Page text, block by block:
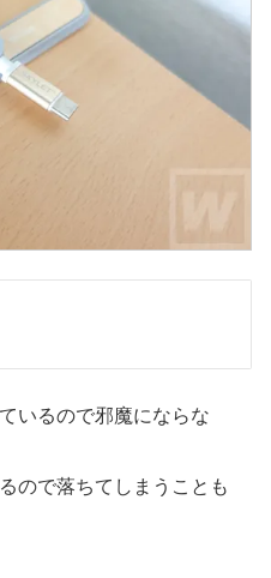
いるので邪魔にならな
ので落ちてしまうことも